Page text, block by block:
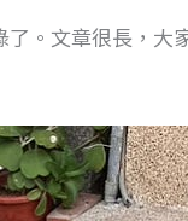
。文章很長，大